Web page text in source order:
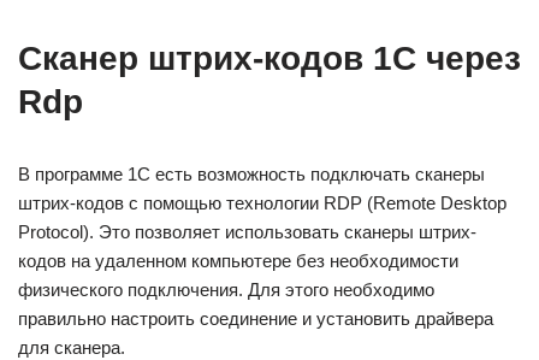
Сканер штрих-кодов 1С через
Rdp
В программе 1С есть возможность подключать сканеры
штрих-кодов с помощью технологии RDP (Remote Desktop
Protocol). Это позволяет использовать сканеры штрих-
кодов на удаленном компьютере без необходимости
физического подключения. Для этого необходимо
правильно настроить соединение и установить драйвера
для сканера.